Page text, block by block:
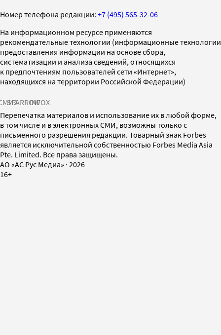
Номер телефона редакции: +7 (495) 565-32-06
На информационном ресурсе применяются
рекомендательные технологии (информационные технологии
предоставления информации на основе сбора,
систематизации и анализа сведений, относящихся
к предпочтениям пользователей сети «Интернет»,
находящихся на территории Российской Федерации)
SPARROWINFOX
Перепечатка материалов и использование их в любой форме,
в том числе и в электронных СМИ, возможны только с
письменного разрешения редакции. Товарный знак Forbes
является исключительной собственностью Forbes Media Asia
Pte. Limited. Все права защищены.
AO «АС Рус Медиа» · 2026
16+